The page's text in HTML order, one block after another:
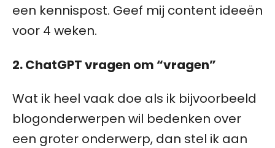
een kennispost. Geef mij content ideeën
voor 4 weken.
2. ChatGPT vragen om “vragen”
Wat ik heel vaak doe als ik bijvoorbeeld
blogonderwerpen wil bedenken over
een groter onderwerp, dan stel ik aan